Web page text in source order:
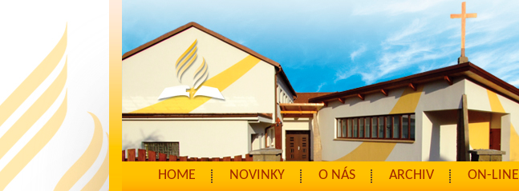
HOME NOVINKY O NÁS ARCHIV ON-LINE